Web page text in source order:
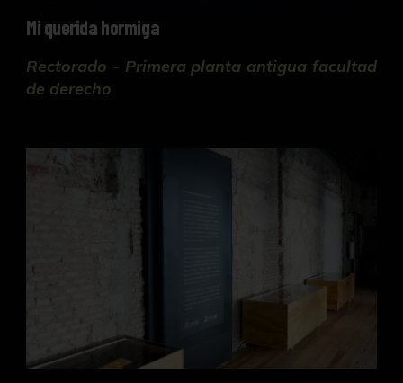
Mi querida hormiga
Rectorado - Primera planta antigua facultad
de derecho
Patrimonio universitario en CICUS